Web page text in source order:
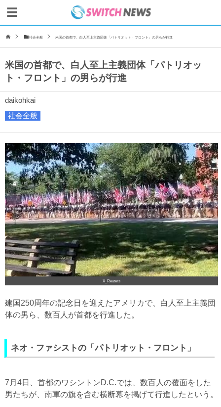
社会全般 米国の首都で、白人至上主義団体「パトリオット・フロント」の男らが行進
米国の首都で、白人至上主義団体「パトリオッ
ト・フロント」の男らが行進
daikohkai
社会全般
X_Reuters
建国250周年の記念日を迎えたアメリカで、白人至上主義団
体の男ら、数百人が首都を行進した。
ネオ・ファシストの「パトリオット・フロント」
7月4日、首都のワシントンD.C.では、数百人の覆面をした
男たちが、南軍の旗を含む横断幕を掲げて行進したという。